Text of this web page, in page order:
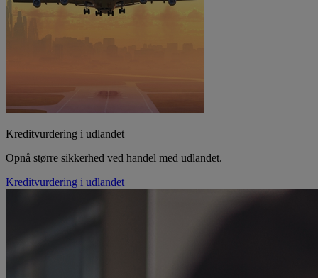
Kreditvurdering i udlandet
Opnå større sikkerhed ved handel med udlandet.
Kreditvurdering i udlandet